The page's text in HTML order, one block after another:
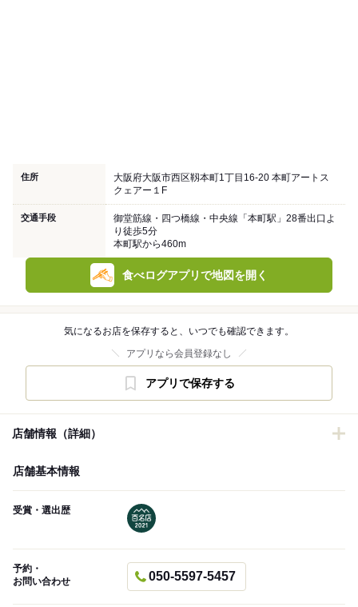
住所
大阪府大阪市西区靱本町1丁目16-20 本町アートス
クェアー１F
交通手段
御堂筋線・四つ橋線・中央線「本町駅」28番出口よ
り徒歩5分
本町駅から460m
食べログアプリで地図を開く
気になるお店を保存すると、いつでも確認できます。
アプリなら会員登録なし
アプリで保存する
店舗情報（詳細）
店舗基本情報
受賞・選出歴
予約・
お問い合わせ
050-5597-5457